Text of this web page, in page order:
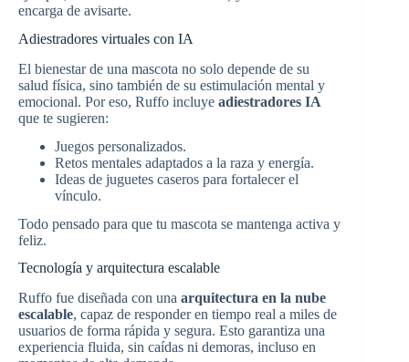
encarga de avisarte.
Adiestradores virtuales con IA
El bienestar de una mascota no solo depende de su
salud física, sino también de su estimulación mental y
emocional. Por eso, Ruffo incluye adiestradores IA
que te sugieren:
Juegos personalizados.
Retos mentales adaptados a la raza y energía.
Ideas de juguetes caseros para fortalecer el
vínculo.
Todo pensado para que tu mascota se mantenga activa y
feliz.
Tecnología y arquitectura escalable
Ruffo fue diseñada con una arquitectura en la nube
escalable, capaz de responder en tiempo real a miles de
usuarios de forma rápida y segura. Esto garantiza una
experiencia fluida, sin caídas ni demoras, incluso en